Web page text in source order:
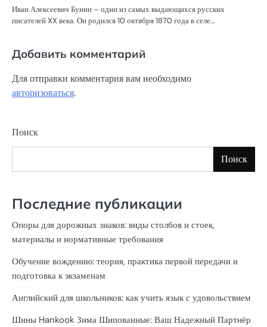
Иван Алексеевич Бунин – один из самых выдающихся русских
писателей XX века. Он родился 10 октября 1870 года в селе…
Добавить комментарий
Для отправки комментария вам необходимо
авторизоваться.
Поиск
Поиск
Последние публикации
Опоры для дорожных знаков: виды столбов и стоек,
материалы и нормативные требования
Обучение вождению: теория, практика первой передачи и
подготовка к экзаменам
Английский для школьников: как учить язык с удовольствием
Шины Hankook Зима Шипованные: Ваш Надежный Партнёр